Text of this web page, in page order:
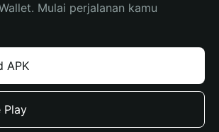
Mulai perjalanan kamu
APK
Play